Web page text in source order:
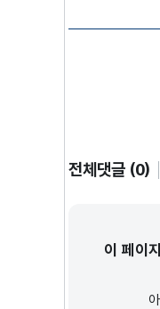
전체댓글 (0)
이 페이